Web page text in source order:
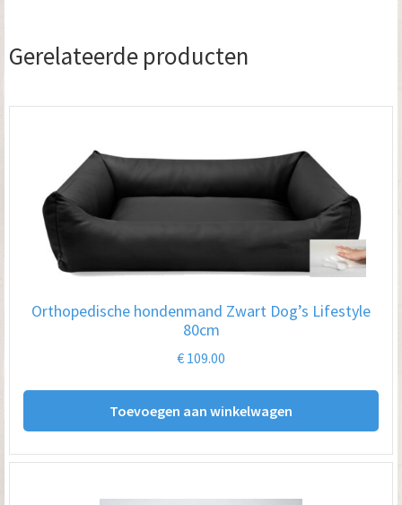
Gerelateerde producten
Orthopedische hondenmand Zwart Dog’s Lifestyle
80cm
€ 109.00
Toevoegen aan winkelwagen